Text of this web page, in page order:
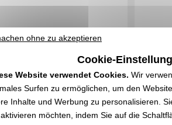
aus 2-tone crossbody Polyester wird mit
aus Polyestergewebe mit
Daumen
klein...
ohne zu akzeptieren
Cookie-
Website verwendet Cookies. Wir
Surfen zu ermöglichen, um den
Inhalte und Werbung zu personalisieren.
aktivieren möchten, indem Sie auf die